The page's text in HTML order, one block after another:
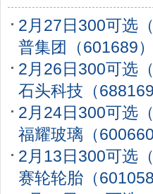
2月27日300可选
普集团（601689
2月26日300可选
石头科技（
2月24日300可选
福耀玻璃（
2月13日300可选
赛轮轮胎（